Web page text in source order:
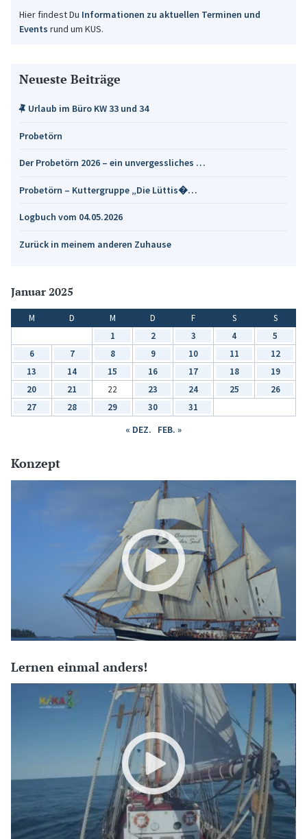
Hier findest Du Informationen zu aktuellen Terminen und
Events rund um KUS.
Neueste Beiträge
Urlaub im Büro KW 33 und 34
Probetörn
Der Probetörn 2026 – ein unvergessliches …
Probetörn – Kuttergruppe „Die Lüttis�…
Logbuch vom 04.05.2026
Zurück in meinem anderen Zuhause
Januar 2025
M D M D F S
S
1
2 3 4
5
6
7 8 9 10 11
12
13
14 15 16 17 18
19
20
21 22 23 24 25
26
27
28 29 30 31
« DEZ. FEB. »
Konzept
Lernen einmal anders!